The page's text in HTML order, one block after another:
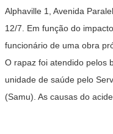
Alphaville 1, Avenida
12/7. Em função do
funcionário de uma obra
O rapaz foi atendido pelos
unidade de saúde pelo
(Samu). As causas do